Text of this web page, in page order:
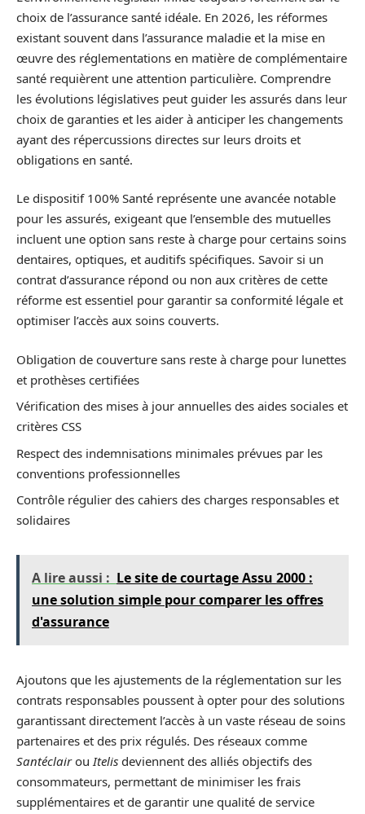
choix de l’assurance santé idéale. En 2026, les réformes
existant souvent dans l’assurance maladie et la mise en
œuvre des réglementations en matière de complémentaire
santé requièrent une attention particulière. Comprendre
les évolutions législatives peut guider les assurés dans leur
choix de garanties et les aider à anticiper les changements
ayant des répercussions directes sur leurs droits et
obligations en santé.
Le dispositif 100% Santé représente une avancée notable
pour les assurés, exigeant que l’ensemble des mutuelles
incluent une option sans reste à charge pour certains soins
dentaires, optiques, et auditifs spécifiques. Savoir si un
contrat d’assurance répond ou non aux critères de cette
réforme est essentiel pour garantir sa conformité légale et
optimiser l’accès aux soins couverts.
Obligation de couverture sans reste à charge pour lunettes
et prothèses certifiées
Vérification des mises à jour annuelles des aides sociales et
critères CSS
Respect des indemnisations minimales prévues par les
conventions professionnelles
Contrôle régulier des cahiers des charges responsables et
solidaires
A lire aussi : Le site de courtage Assu 2000 :
une solution simple pour comparer les offres
d'assurance
Ajoutons que les ajustements de la réglementation sur les
contrats responsables poussent à opter pour des solutions
garantissant directement l’accès à un vaste réseau de soins
partenaires et des prix régulés. Des réseaux comme
SantéclairouItelis deviennent des alliés objectifs des
consommateurs, permettant de minimiser les frais
supplémentaires et de garantir une qualité de service